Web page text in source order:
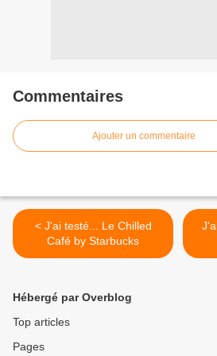
Commentaires
Ajouter un commentaire
< J'ai testé... Le Chilled
Café by Starbucks
Hébergé par Overblog
Top articles
Pages